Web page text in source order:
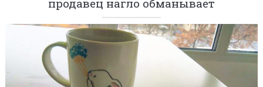
продавец нагло обманывает